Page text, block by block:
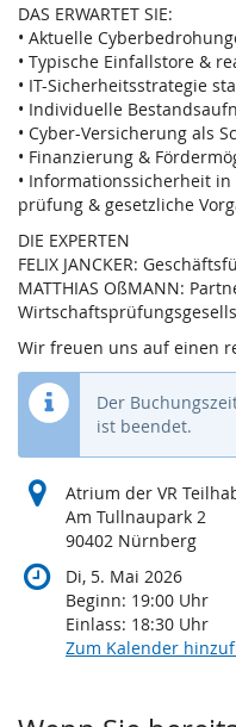
DAS ERWARTET SIE:
• Aktuelle
• Typische Einfallstore &
• IT-Sicherheitsstrategie
• Individuelle
• Cyber-Versicherung als
• Finanzierung &
• Informationssicherheit
prüfung & gesetzliche
DIE EXPERTEN
FELIX JANCKER:
MATTHIAS OßMANN:
Wir freuen uns auf einen
Der
ist beendet.
Atrium der VR
Am Tullnaupark 2
90402 Nürnberg
Di, 5. Mai 2026
Beginn: 19:00 Uhr
Einlass: 18:30 Uhr
Zum Kalender